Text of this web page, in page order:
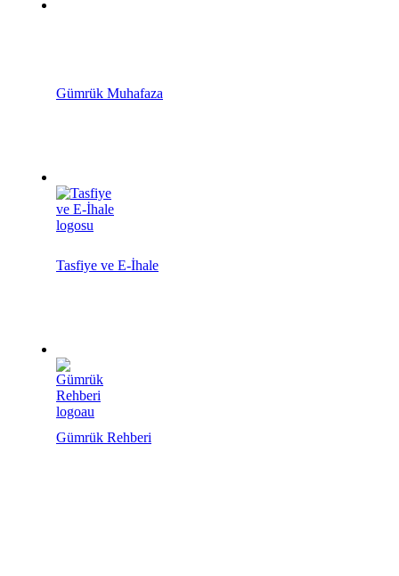
Gümrük Muhafaza
Tasfiye ve E-İhale
Gümrük Rehberi